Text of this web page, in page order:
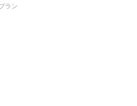
ラン